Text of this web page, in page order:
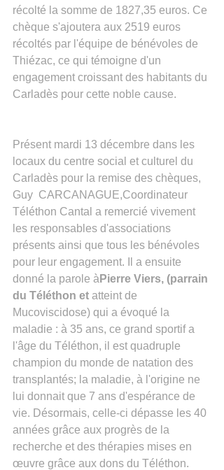
récolté la somme de 1827,35 euros. Ce
chèque s'ajoutera aux 2519 euros
récoltés par l'équipe de bénévoles de
Thiézac, ce qui témoigne d'un
engagement croissant des habitants du
Carladès pour cette noble cause.
Présent mardi 13 décembre dans les
locaux du centre social et culturel du
Carladès pour la remise des chèques,
Guy  CARCANAGUE,Coordinateur
Téléthon Cantal a remercié vivement
les responsables d'associations
présents ainsi que tous les bénévoles
pour leur engagement. Il a ensuite
donné la parole à Pierre Viers, (parrain
du Téléthon et atteint de
Mucoviscidose) qui a évoqué la
maladie : à 35 ans, ce grand sportif a
l'âge du Téléthon, il est quadruple
champion du monde de natation des
transplantés; la maladie, à l'origine ne
lui donnait que 7 ans d'espérance de
vie. Désormais, celle-ci dépasse les 40
années grâce aux progrès de la
recherche et des thérapies mises en
œuvre grâce aux dons du Téléthon.